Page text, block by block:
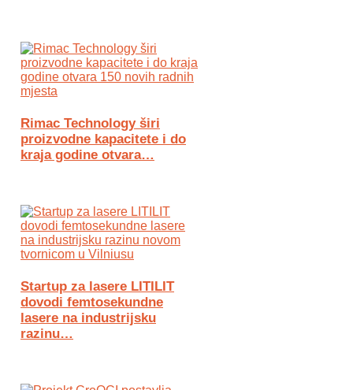
Rimac Technology širi
proizvodne kapacitete i do
kraja godine otvara…
Startup za lasere LITILIT
dovodi femtosekundne
lasere na industrijsku
razinu…